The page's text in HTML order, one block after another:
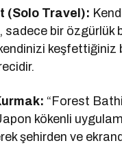
(Solo Travel):
bir özgürlük
keşfettiğiniz
“Forest
kökenli
şehirden ve